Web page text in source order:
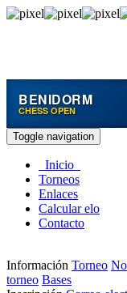
BENIDORM
CHESS OPEN
Toggle navigation
Inicio
Torneos
Enlaces
Calcular elo
Contacto
Información Torneo
torneo Bases